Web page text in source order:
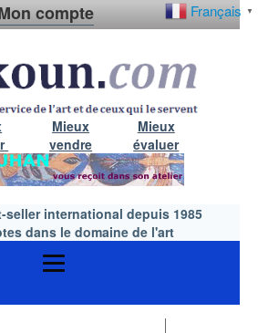
Français ▼
compte
Mieux
vendre
Mieux
évaluer
seller international depuis 1985
dans le domaine de l'art